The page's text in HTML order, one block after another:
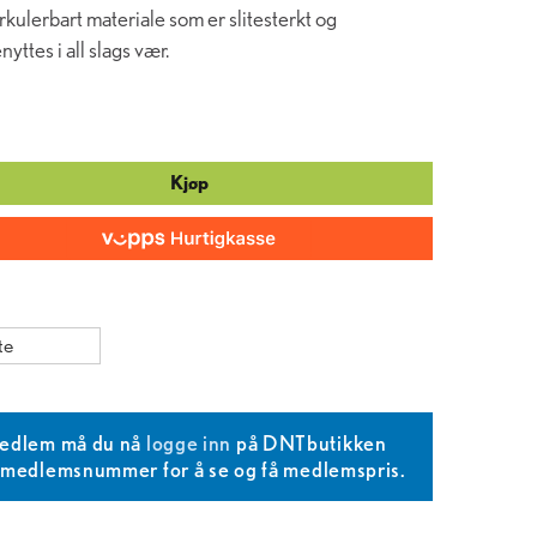
materiale som er slitesterkt og
i all slags vær.
Kjøp
må du nå logge inn på DNTbutikken
for å se og få medlemspris.